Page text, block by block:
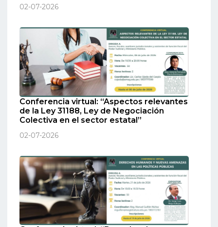
02-07-2026
Conferencia virtual: “Aspectos relevantes
de la Ley 31188, Ley de Negociación
Colectiva en el sector estatal”
02-07-2026